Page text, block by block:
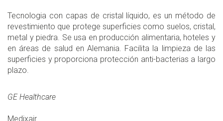
Tecnologia con capas de cristal líquido, es un método de
revestimiento que protege superficies como suelos, cristal,
metal y piedra. Se usa en producción alimentaria, hoteles y
en áreas de salud en Alemania. Facilita la limpieza de las
superficies y proporciona protección anti-bacterias a largo
plazo.
GE Healthcare
Medixair